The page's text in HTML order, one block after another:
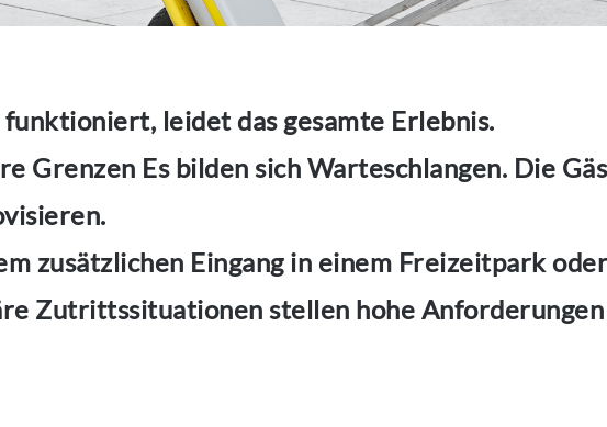
leidet das gesamte Erlebnis.
Grenzen Es bilden sich Warteschlangen. Die
zusätzlichen Eingang in einem Freizeitpark
Zutrittssituationen stellen hohe